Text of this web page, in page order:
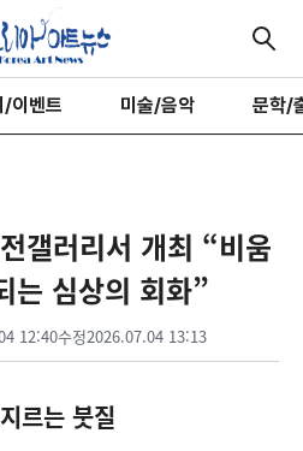
이벤트 미술/음악 문학/
갤러리서 개최 “비움
는 심상의 회화”
12:40수정2026.07.04 13:13
르는 붓질